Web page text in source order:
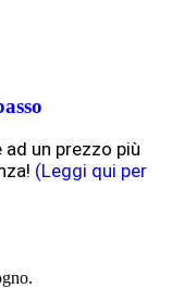
un prezzo più
(Leggi qui per